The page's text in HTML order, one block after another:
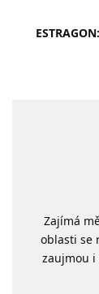
Zajímá
oblasti se
zaujmou i